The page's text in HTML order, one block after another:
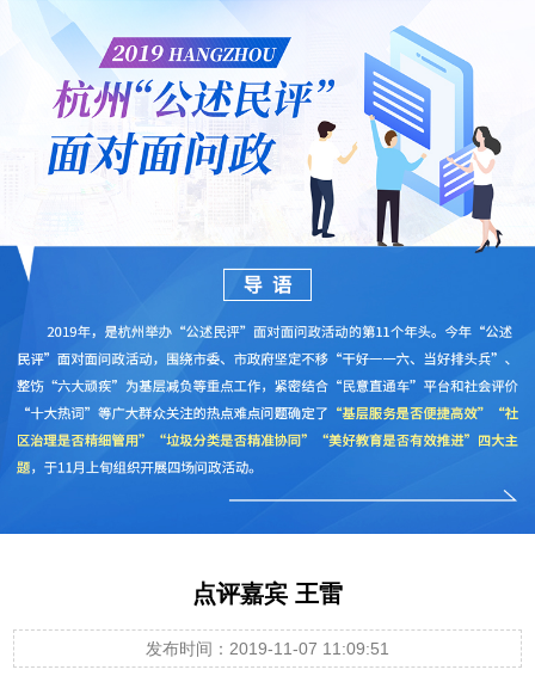
点评嘉宾 王雷
发布时间：2019-11-07 11:09:51